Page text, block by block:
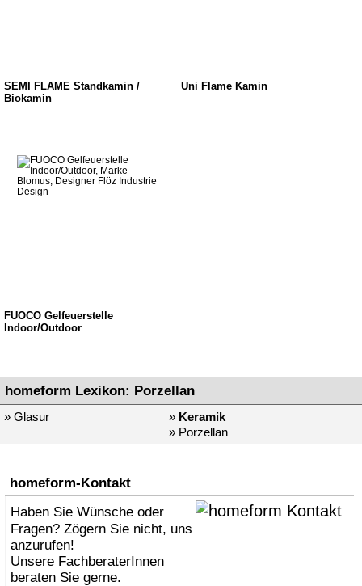
SEMI FLAME Standkamin /
Biokamin
Uni Flame Kamin
FUOCO Gelfeuerstelle
Indoor/Outdoor
homeform Lexikon: Porzellan
» Glasur » Keramik
» Porzellan
homeform-Kontakt
Haben Sie Wünsche oder
Fragen? Zögern Sie nicht, uns
anzurufen!
Unsere FachberaterInnen
beraten Sie gerne.